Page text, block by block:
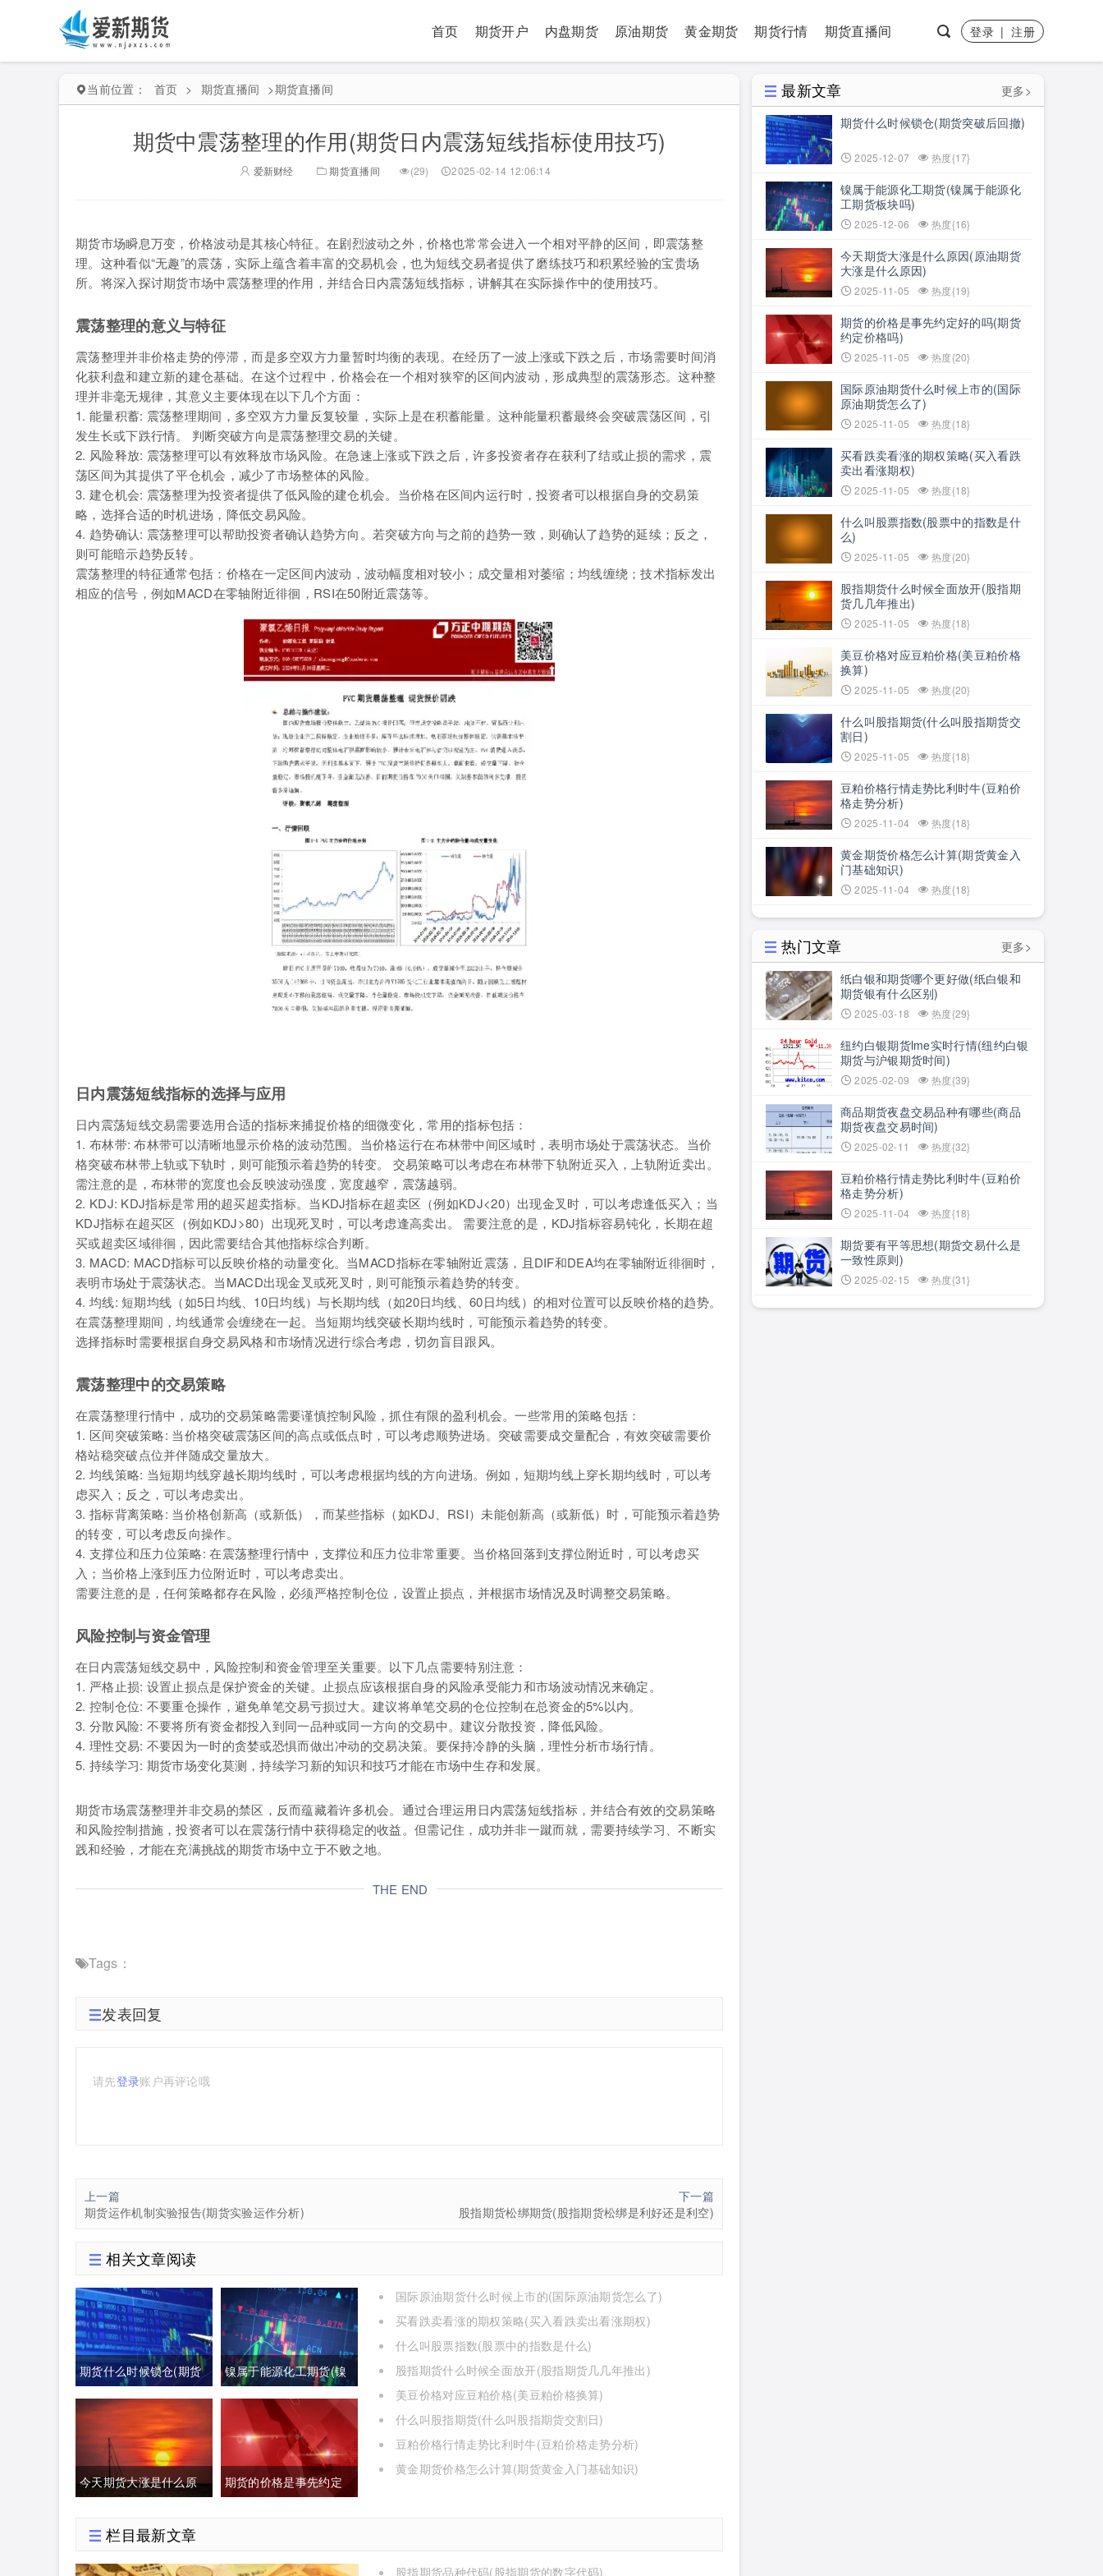
首页 期货开户 内盘期货 原油期货 黄金期货 期货行情 期货直播间 登录|注册
当前位置： 首页 > 期货直播间 >期货直播间
期货中震荡整理的作用(期货日内震荡短线指标使用技巧)
爱新财经 期货直播间 (29) 2025-02-14 12:06:14
期货市场瞬息万变，价格波动是其核心特征。在剧烈波动之外，价格也常常会进入一个相对平静的区间，即震荡整
理。这种看似“无趣”的震荡，实际上蕴含着丰富的交易机会，也为短线交易者提供了磨练技巧和积累经验的宝贵场
所。将深入探讨期货市场中震荡整理的作用，并结合日内震荡短线指标，讲解其在实际操作中的使用技巧。
震荡整理的意义与特征
震荡整理并非价格走势的停滞，而是多空双方力量暂时均衡的表现。在经历了一波上涨或下跌之后，市场需要时间消
化获利盘和建立新的建仓基础。在这个过程中，价格会在一个相对狭窄的区间内波动，形成典型的震荡形态。这种整
理并非毫无规律，其意义主要体现在以下几个方面：
1. 能量积蓄: 震荡整理期间，多空双方力量反复较量，实际上是在积蓄能量。这种能量积蓄最终会突破震荡区间，引
发生长或下跌行情。 判断突破方向是震荡整理交易的关键。
2. 风险释放: 震荡整理可以有效释放市场风险。在急速上涨或下跌之后，许多投资者存在获利了结或止损的需求，震
荡区间为其提供了平仓机会，减少了市场整体的风险。
3. 建仓机会: 震荡整理为投资者提供了低风险的建仓机会。当价格在区间内运行时，投资者可以根据自身的交易策
略，选择合适的时机进场，降低交易风险。
4. 趋势确认: 震荡整理可以帮助投资者确认趋势方向。若突破方向与之前的趋势一致，则确认了趋势的延续；反之，
则可能暗示趋势反转。
震荡整理的特征通常包括：价格在一定区间内波动，波动幅度相对较小；成交量相对萎缩；均线缠绕；技术指标发出
相应的信号，例如MACD在零轴附近徘徊，RSI在50附近震荡等。
日内震荡短线指标的选择与应用
日内震荡短线交易需要选用合适的指标来捕捉价格的细微变化，常用的指标包括：
1. 布林带: 布林带可以清晰地显示价格的波动范围。当价格运行在布林带中间区域时，表明市场处于震荡状态。当价
格突破布林带上轨或下轨时，则可能预示着趋势的转变。 交易策略可以考虑在布林带下轨附近买入，上轨附近卖出。
需注意的是，布林带的宽度也会反映波动强度，宽度越窄，震荡越弱。
2. KDJ: KDJ指标是常用的超买超卖指标。当KDJ指标在超卖区（例如KDJ<20）出现金叉时，可以考虑逢低买入；当
KDJ指标在超买区（例如KDJ>80）出现死叉时，可以考虑逢高卖出。 需要注意的是，KDJ指标容易钝化，长期在超
买或超卖区域徘徊，因此需要结合其他指标综合判断。
3. MACD: MACD指标可以反映价格的动量变化。当MACD指标在零轴附近震荡，且DIF和DEA均在零轴附近徘徊时，
表明市场处于震荡状态。当MACD出现金叉或死叉时，则可能预示着趋势的转变。
4. 均线: 短期均线（如5日均线、10日均线）与长期均线（如20日均线、60日均线）的相对位置可以反映价格的趋势。
在震荡整理期间，均线通常会缠绕在一起。当短期均线突破长期均线时，可能预示着趋势的转变。
选择指标时需要根据自身交易风格和市场情况进行综合考虑，切勿盲目跟风。
震荡整理中的交易策略
在震荡整理行情中，成功的交易策略需要谨慎控制风险，抓住有限的盈利机会。一些常用的策略包括：
1. 区间突破策略: 当价格突破震荡区间的高点或低点时，可以考虑顺势进场。突破需要成交量配合，有效突破需要价
格站稳突破点位并伴随成交量放大。
2. 均线策略: 当短期均线穿越长期均线时，可以考虑根据均线的方向进场。例如，短期均线上穿长期均线时，可以考
虑买入；反之，可以考虑卖出。
3. 指标背离策略: 当价格创新高（或新低），而某些指标（如KDJ、RSI）未能创新高（或新低）时，可能预示着趋势
的转变，可以考虑反向操作。
4. 支撑位和压力位策略: 在震荡整理行情中，支撑位和压力位非常重要。当价格回落到支撑位附近时，可以考虑买
入；当价格上涨到压力位附近时，可以考虑卖出。
需要注意的是，任何策略都存在风险，必须严格控制仓位，设置止损点，并根据市场情况及时调整交易策略。
风险控制与资金管理
在日内震荡短线交易中，风险控制和资金管理至关重要。以下几点需要特别注意：
1. 严格止损: 设置止损点是保护资金的关键。止损点应该根据自身的风险承受能力和市场波动情况来确定。
2. 控制仓位: 不要重仓操作，避免单笔交易亏损过大。建议将单笔交易的仓位控制在总资金的5%以内。
3. 分散风险: 不要将所有资金都投入到同一品种或同一方向的交易中。建议分散投资，降低风险。
4. 理性交易: 不要因为一时的贪婪或恐惧而做出冲动的交易决策。要保持冷静的头脑，理性分析市场行情。
5. 持续学习: 期货市场变化莫测，持续学习新的知识和技巧才能在市场中生存和发展。
期货市场震荡整理并非交易的禁区，反而蕴藏着许多机会。通过合理运用日内震荡短线指标，并结合有效的交易策略
和风险控制措施，投资者可以在震荡行情中获得稳定的收益。但需记住，成功并非一蹴而就，需要持续学习、不断实
践和经验，才能在充满挑战的期货市场中立于不败之地。
THE END
Tags：
发表回复
请先登录账户再评论哦
上一篇
期货运作机制实验报告(期货实验运作分析)
下一篇
股指期货松绑期货(股指期货松绑是利好还是利空)
相关文章阅读
期货什么时候锁仓(期货
突破后回撤)
镍属于能源化工期货(镍
属于能源化工期货板块
吗)
今天期货大涨是什么原
原因)
期货的价格是事先约定
国际原油期货什么时候上市的(国际原油期货怎么了)
买看跌卖看涨的期权策略(买入看跌卖出看涨期权)
什么叫股票指数(股票中的指数是什么)
股指期货什么时候全面放开(股指期货几几年推出)
美豆价格对应豆粕价格(美豆粕价格换算)
什么叫股指期货(什么叫股指期货交割日)
豆粕价格行情走势比利时牛(豆粕价格走势分析)
黄金期货价格怎么计算(期货黄金入门基础知识)
栏目最新文章
股指期货品种代码(股指期货的数字代码)
最新文章
更多>
期货什么时候锁仓(期货突破后回撤)
2025-12-07 热度{17}
镍属于能源化工期货(镍属于能源化
工期货板块吗)
2025-12-06 热度{16}
今天期货大涨是什么原因(原油期货
大涨是什么原因)
2025-11-05 热度{19}
期货的价格是事先约定好的吗(期货
约定价格吗)
2025-11-05 热度{20}
国际原油期货什么时候上市的(国际
原油期货怎么了)
2025-11-05 热度{18}
买看跌卖看涨的期权策略(买入看跌
卖出看涨期权)
2025-11-05 热度{18}
什么叫股票指数(股票中的指数是什
么)
2025-11-05 热度{20}
股指期货什么时候全面放开(股指期
货几几年推出)
2025-11-05 热度{18}
美豆价格对应豆粕价格(美豆粕价格
换算)
2025-11-05 热度{20}
什么叫股指期货(什么叫股指期货交
割日)
2025-11-05 热度{18}
豆粕价格行情走势比利时牛(豆粕价
格走势分析)
2025-11-04 热度{18}
黄金期货价格怎么计算(期货黄金入
门基础知识)
2025-11-04 热度{18}
热门文章
更多>
纸白银和期货哪个更好做(纸白银和
期货银有什么区别)
2025-03-18 热度{29}
纽约白银期货lme实时行情(纽约白银
期货与沪银期货时间)
2025-02-09 热度{39}
商品期货夜盘交易品种有哪些(商品
期货夜盘交易时间)
2025-02-11 热度{32}
豆粕价格行情走势比利时牛(豆粕价
格走势分析)
2025-11-04 热度{18}
期货要有平等思想(期货交易什么是
一致性原则)
2025-02-15 热度{31}